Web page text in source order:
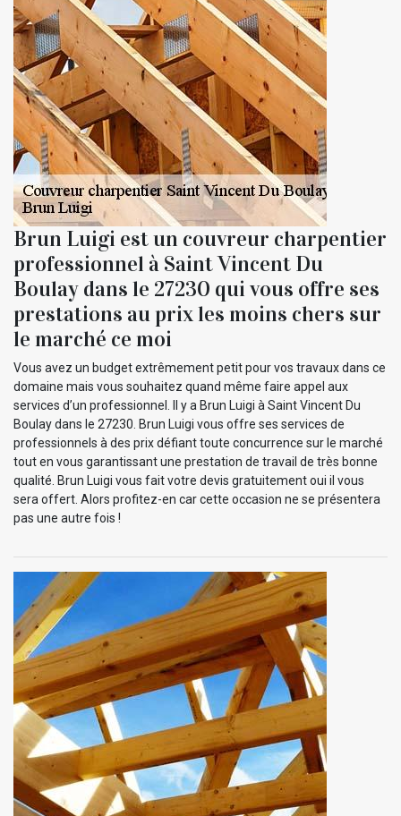
Brun Luigi est un couvreur charpentier
professionnel à Saint Vincent Du
Boulay dans le 27230 qui vous offre ses
prestations au prix les moins chers sur
le marché ce moi
Vous avez un budget extrêmement petit pour vos travaux dans ce
domaine mais vous souhaitez quand même faire appel aux
services d’un professionnel. Il y a Brun Luigi à Saint Vincent Du
Boulay dans le 27230. Brun Luigi vous offre ses services de
professionnels à des prix défiant toute concurrence sur le marché
tout en vous garantissant une prestation de travail de très bonne
qualité. Brun Luigi vous fait votre devis gratuitement oui il vous
sera offert. Alors profitez-en car cette occasion ne se présentera
pas une autre fois !